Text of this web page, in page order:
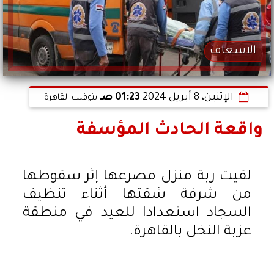
الاسعاف
الإثنين، 8 أبريل 2024 01:23 صـ بتوقيت القاهرة
واقعة الحادث المؤسفة
لقيت ربة منزل مصرعها إثر سقوطها
من شرفة شقتها أثناء تنظيف
السجاد استعدادا للعيد في منطقة
عزبة النخل بالقاهرة.